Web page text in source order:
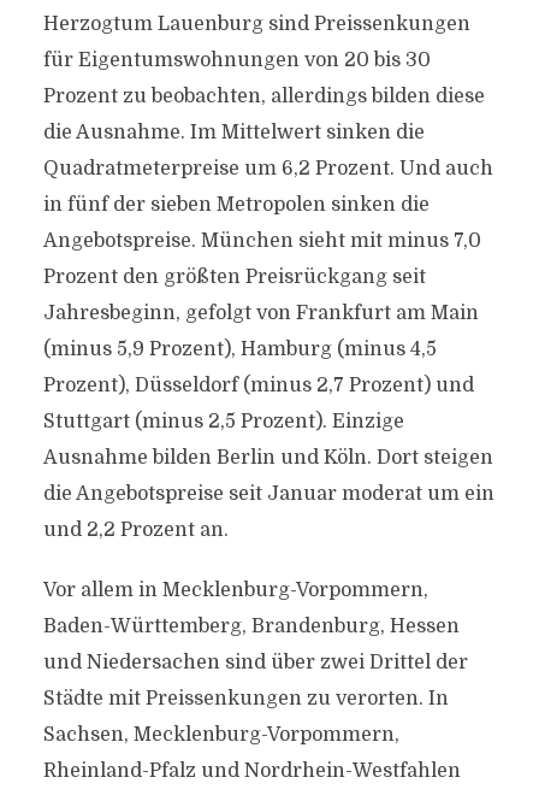
Herzogtum Lauenburg sind Preissenkungen
für Eigentumswohnungen von 20 bis 30
Prozent zu beobachten, allerdings bilden diese
die Ausnahme. Im Mittelwert sinken die
Quadratmeterpreise um 6,2 Prozent. Und auch
in fünf der sieben Metropolen sinken die
Angebotspreise. München sieht mit minus 7,0
Prozent den größten Preisrückgang seit
Jahresbeginn, gefolgt von Frankfurt am Main
(minus 5,9 Prozent), Hamburg (minus 4,5
Prozent), Düsseldorf (minus 2,7 Prozent) und
Stuttgart (minus 2,5 Prozent). Einzige
Ausnahme bilden Berlin und Köln. Dort steigen
die Angebotspreise seit Januar moderat um ein
und 2,2 Prozent an.
Vor allem in Mecklenburg-Vorpommern,
Baden-Württemberg, Brandenburg, Hessen
und Niedersachen sind über zwei Drittel der
Städte mit Preissenkungen zu verorten. In
Sachsen, Mecklenburg-Vorpommern,
Rheinland-Pfalz und Nordrhein-Westfahlen